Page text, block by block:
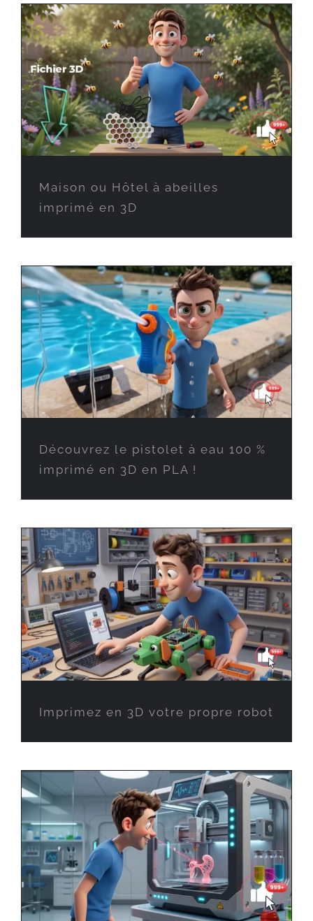
Maison ou Hôtel à abeilles
imprimé en 3D
Découvrez le pistolet à eau 100 %
imprimé en 3D en PLA !
Imprimez en 3D votre propre robot